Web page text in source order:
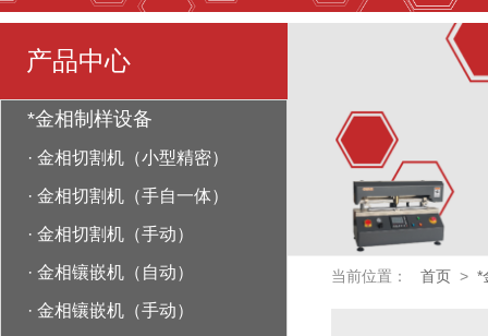
产品中心
*金相制样设备
· 金相切割机（小型精密）
· 金相切割机（手自一体）
· 金相切割机（手动）
· 金相镶嵌机（自动）
· 金相镶嵌机（手动）
当前位置： 首页 > *